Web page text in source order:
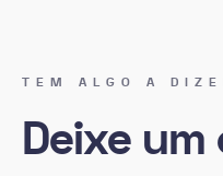
TEM ALGO A
Deixe